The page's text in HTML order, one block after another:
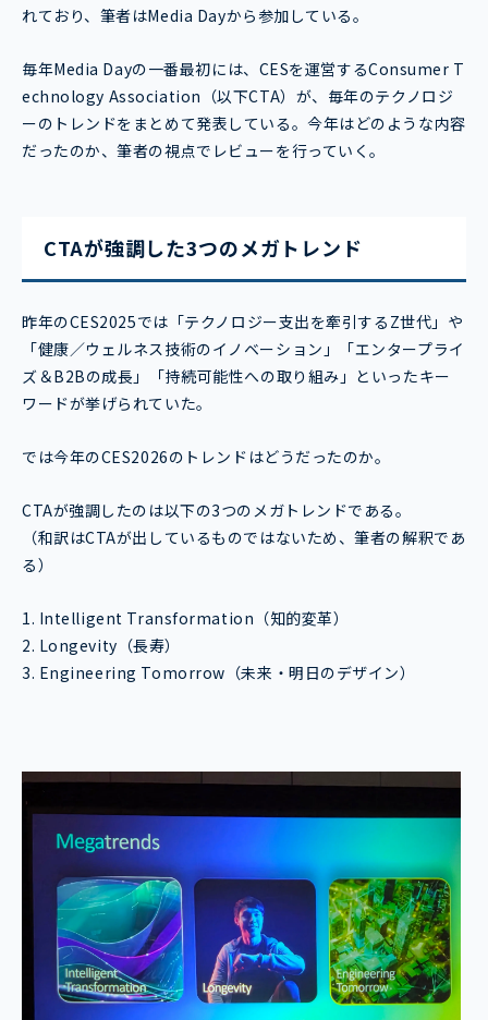
れており、筆者はMedia Dayから参加している。
毎年Media Dayの一番最初には、CESを運営するConsumer T
echnology Association（以下CTA）が、毎年のテクノロジ
ーのトレンドをまとめて発表している。今年はどのような内容
だったのか、筆者の視点でレビューを行っていく。
CTAが強調した3つのメガトレンド
昨年のCES2025では「テクノロジー支出を牽引するZ世代」や
「健康／ウェルネス技術のイノベーション」「エンタープライ
ズ＆B2Bの成長 」「持続可能性への取り組み 」といったキー
ワードが挙げられていた。
では今年のCES2026のトレンドはどうだったのか。
CTAが強調したのは以下の3つのメガトレンドである。
（和訳はCTAが出しているものではないため、筆者の解釈であ
る）
1. Intelligent Transformation（知的変革）
2. Longevity（長寿）
3. Engineering Tomorrow（未来・明日のデザイン）